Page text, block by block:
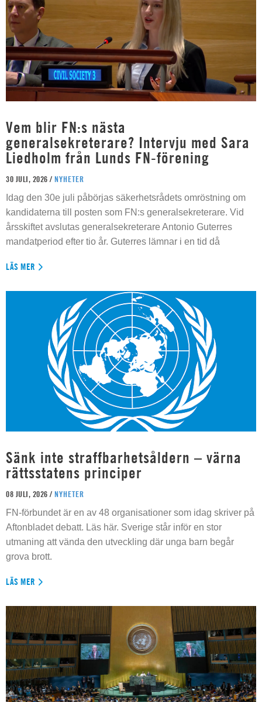
Vem blir FN:s nästa
generalsekreterare? Intervju med Sara
Liedholm från Lunds FN-förening
30 JULI, 2026 / NYHETER
Idag den 30e juli påbörjas säkerhetsrådets omröstning om
kandidaterna till posten som FN:s generalsekreterare. Vid
årsskiftet avslutas generalsekreterare Antonio Guterres
mandatperiod efter tio år. Guterres lämnar i en tid då
LÄS MER
Sänk inte straffbarhetsåldern – värna
rättsstatens principer
08 JULI, 2026 / NYHETER
FN-förbundet är en av 48 organisationer som idag skriver på
Aftonbladet debatt. Läs här. Sverige står inför en stor
utmaning att vända den utveckling där unga barn begår
grova brott.
LÄS MER